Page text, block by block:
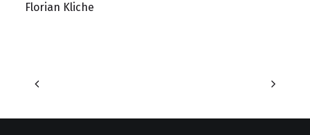
Florian Kliche